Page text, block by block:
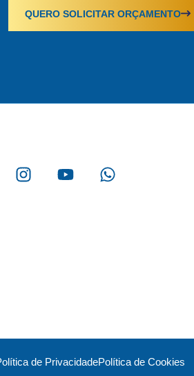
QUERO SOLICITAR ORÇAMENTO
de PrivacidadePolítica de Cookies